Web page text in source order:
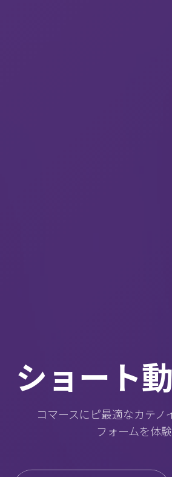
ショート
コマースにピ最適なカテ
フォームを体